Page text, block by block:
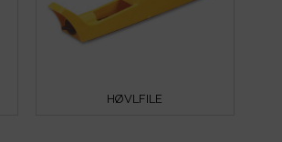
HØVLFILE